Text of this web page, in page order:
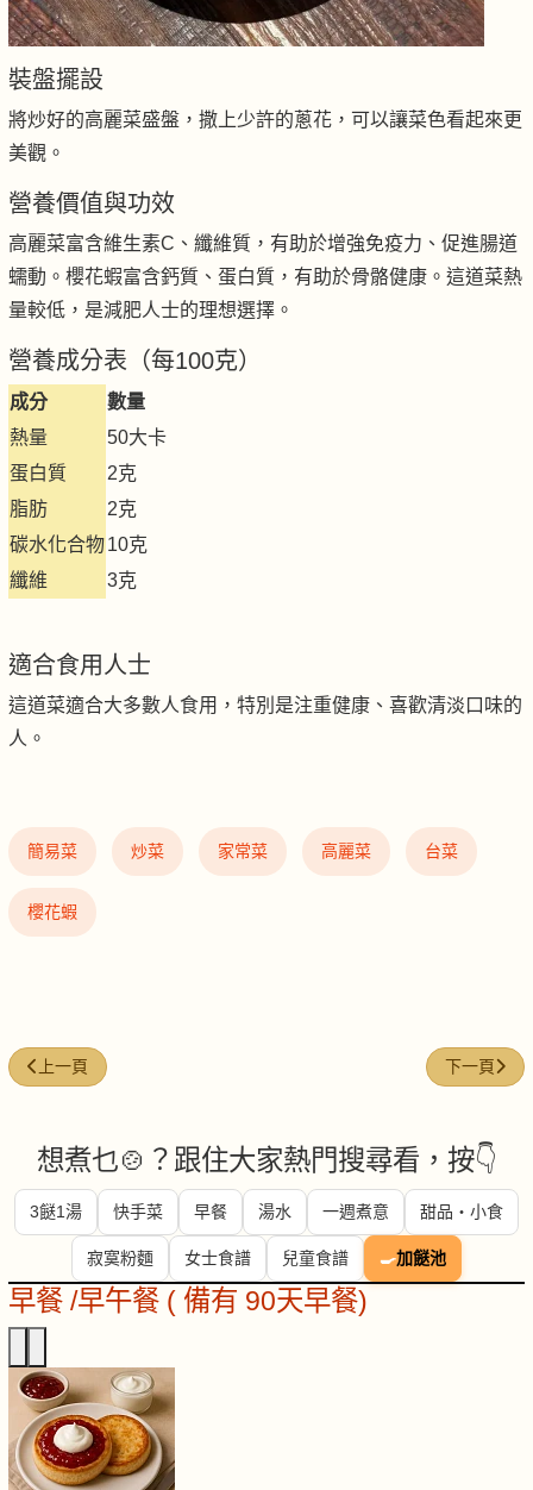
裝盤擺設
將炒好的高麗菜盛盤，撒上少許的蔥花，可以讓菜色看起來更
美觀。
營養價值與功效
高麗菜富含維生素C、纖維質，有助於增強免疫力、促進腸道
蠕動。櫻花蝦富含鈣質、蛋白質，有助於骨骼健康。這道菜熱
量較低，是減肥人士的理想選擇。
營養成分表（每100克）
成分
數量
熱量
50大卡
蛋白質
2克
脂肪
2克
碳水化合物10克
纖維
3克
適合食用人士
這道菜適合大多數人食用，特別是注重健康、喜歡清淡口味的
人。
簡易菜 炒菜 家常菜 高麗菜 台菜
櫻花蝦
上一篇文章: 豆豉鮮炒豆芽
上一頁 下一篇文章
下一頁
想煮乜🍲？跟住大家熱門搜尋看，按👇
3餸1湯 快手菜 早餐 湯水 一週煮意 甜品・小食
寂寞粉麵 女士食譜 兒童食譜 🍳加餸池
早餐 /早午餐 ( 備有 90天早餐)